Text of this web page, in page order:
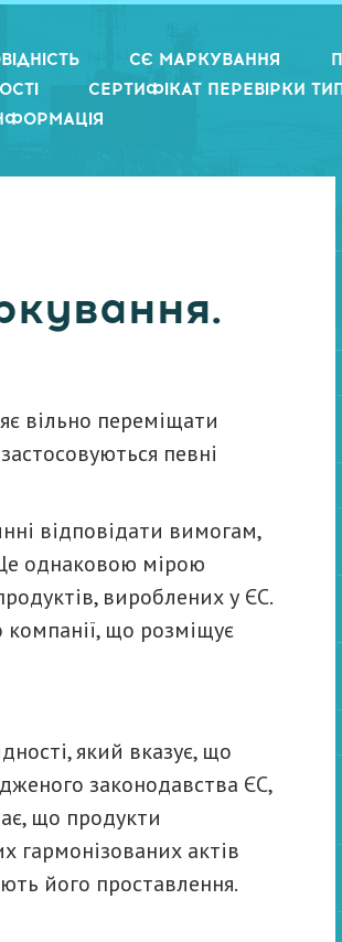
СЄ МАРКУВАННЯ
СЕРТИФІКАТ ПЕРЕВІРКИ
вільно переміщати
певні
відповідати вимогам,
однаковою мірою
вироблених у ЄС.
що розміщує
який вказує, що
законодавства ЄС,
що продукти
гармонізованих актів
його проставлення.